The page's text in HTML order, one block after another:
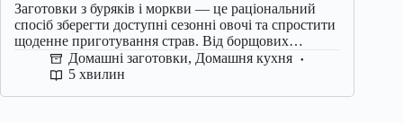
Заготовки з буряків і моркви — це раціональний
спосіб зберегти доступні сезонні овочі та спростити
щоденне приготування страв. Від борщових…
Домашні заготовки, Домашня кухня
5 хвилин